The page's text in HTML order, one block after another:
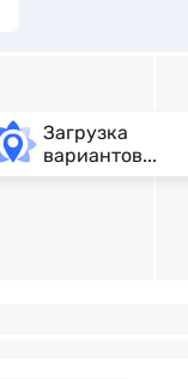
Загрузка
вариантов...